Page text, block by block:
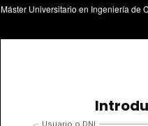
Máster Universitario en Ingeniería de